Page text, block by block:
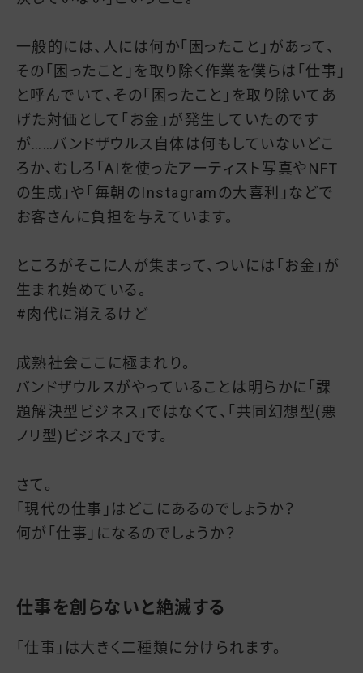
一般的には、人には何か「困ったこと」があって、
その「困ったこと」を取り除く作業を僕らは「仕事」
と呼んでいて、その「困ったこと」を取り除いてあ
げた対価として「お金」が発生していたのです
が……バンドザウルス自体は何もしていないどこ
ろか、むしろ「AIを使ったアーティスト写真やNFT
の生成」や「毎朝のInstagramの大喜利」などで
お客さんに負担を与えています。
ところがそこに人が集まって、ついには「お金」が
生まれ始めている。
#肉代に消えるけど
成熟社会ここに極まれり。
バンドザウルスがやっていることは明らかに「課
題解決型ビジネス」ではなくて、「共同幻想型(悪
ノリ型)ビジネス」です。
さて。
「現代の仕事」はどこにあるのでしょうか？
何が「仕事」になるのでしょうか？
仕事を創らないと絶滅する
「仕事」は大きく二種類に分けられます。